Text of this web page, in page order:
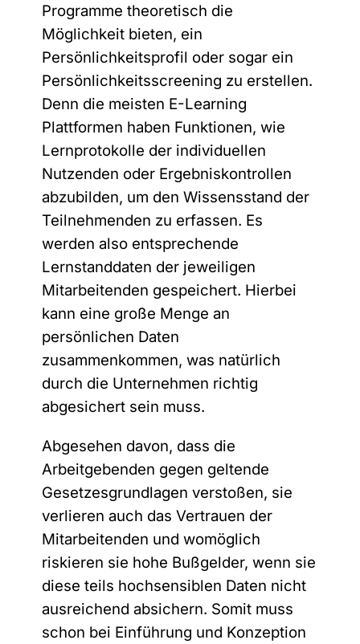
Programme theoretisch die
Möglichkeit bieten, ein
Persönlichkeitsprofil oder sogar ein
Persönlichkeitsscreening zu erstellen.
Denn die meisten E-Learning
Plattformen haben Funktionen, wie
Lernprotokolle der individuellen
Nutzenden oder Ergebniskontrollen
abzubilden, um den Wissensstand der
Teilnehmenden zu erfassen. Es
werden also entsprechende
Lernstanddaten der jeweiligen
Mitarbeitenden gespeichert. Hierbei
kann eine große Menge an
persönlichen Daten
zusammenkommen, was natürlich
durch die Unternehmen richtig
abgesichert sein muss.
Abgesehen davon, dass die
Arbeitgebenden gegen geltende
Gesetzesgrundlagen verstoßen, sie
verlieren auch das Vertrauen der
Mitarbeitenden und womöglich
riskieren sie hohe Bußgelder, wenn sie
diese teils hochsensiblen Daten nicht
ausreichend absichern. Somit muss
schon bei Einführung und Konzeption
Anrede*
Bitte auswählen
Nachname*
Unternehmen
E-Mail-Adresse
*
A
n
r
e
d
e
U
r
l
D
a
t
n
s
h
u
z
Hiermit bestätige ich, dass die M.I.T e-
Solutions GmbH mir regelmäßig
Informationen über das Produktportfolio
zusenden darf. Durch die Angabe meiner
E-Mail Adresse und dem Absenden des
Formulars erkläre ich mich mit der
Verarbeitung meiner persönlichen Daten
einverstanden. Meine Einwilligung kann
ich gemäß derDatenschutzerklärung
jederzeit widerrufen.